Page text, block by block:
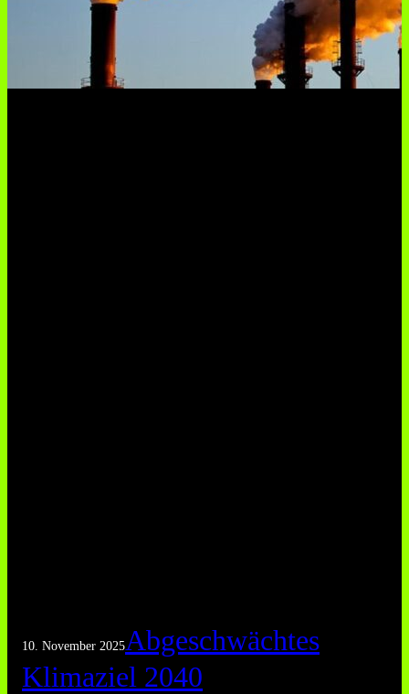
10. November 2025Abgeschwächtes
Klimaziel 2040